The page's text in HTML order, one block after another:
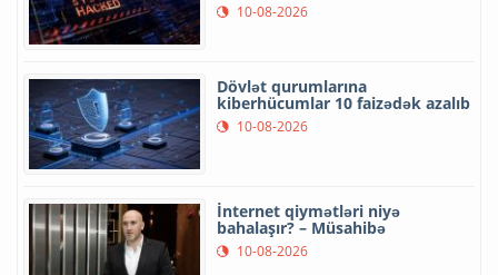
10-08-2026
Dövlət qurumlarına
kiberhücumlar 10 faizədək azalıb
10-08-2026
İnternet qiymətləri niyə
bahalaşır? – Müsahibə
10-08-2026